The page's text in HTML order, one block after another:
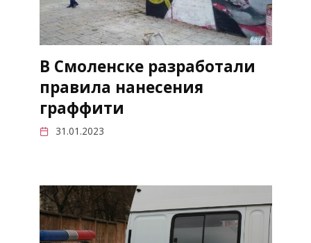
В Смоленске разработали
правила нанесения
граффити
31.01.2023